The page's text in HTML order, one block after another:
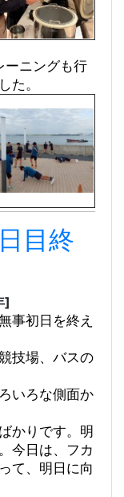
ニングも行
た。
目終
]
事初日を終え
技場、バスの
いろな側面か
かりです。明
今日は、 フカ
て、 明日に向